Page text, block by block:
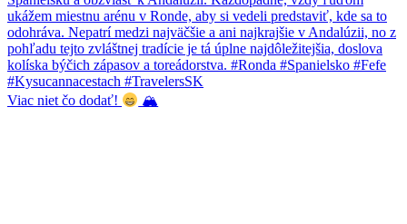
Viac niet čo dodať! 🏔